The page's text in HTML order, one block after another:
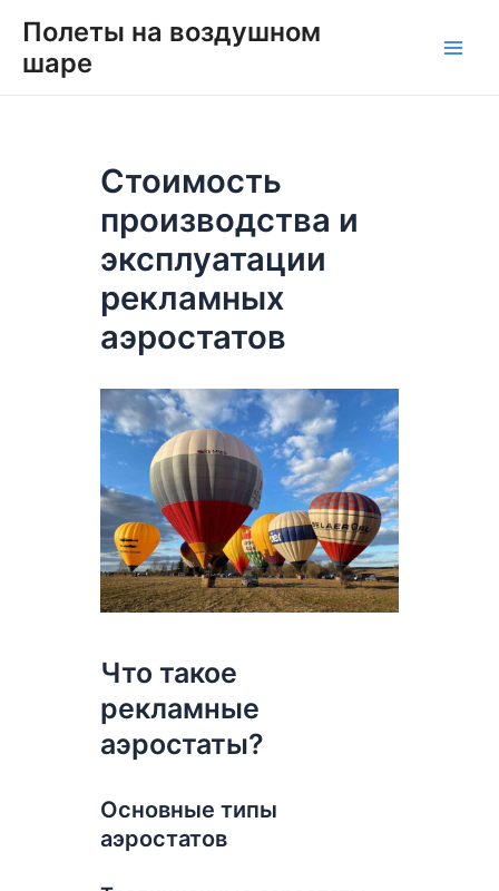
содержимому
Полеты на воздушном
шаре
Стоимость
производства и
эксплуатации
рекламных
аэростатов
Что такое
рекламные
аэростаты?
Основные типы
аэростатов
по
записям